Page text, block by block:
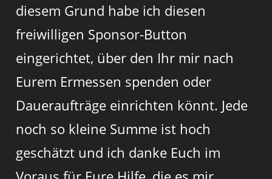
diesem Grund habe ich diesen
freiwilligen Sponsor-Button
eingerichtet, über den Ihr mir nach
Eurem Ermessen spenden oder
Daueraufträge einrichten könnt. Jede
noch so kleine Summe ist hoch
geschätzt und ich danke Euch im